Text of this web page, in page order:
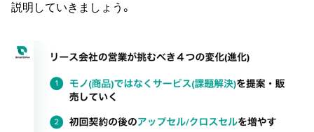
説明していきましょう。